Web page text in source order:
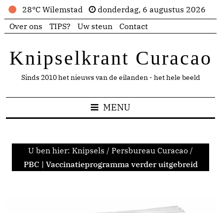
28°C Wilemstad
donderdag, 6 augustus 2026
Over ons
TIPS? Uw steun Contact
Knipselkrant Curacao
Sinds 2010 het nieuws van de eilanden - het hele beeld
MENU
U ben hier: Knipsels / Persbureau Curacao /
PBC | Vaccinatieprogramma verder uitgebreid